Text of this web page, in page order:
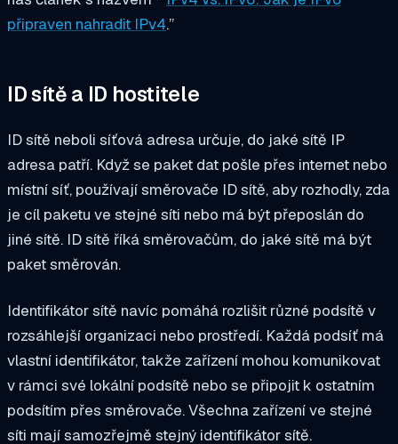
připraven nahradit IPv4.”
ID sítě a ID hostitele
ID sítě neboli síťová adresa určuje, do jaké sítě IP
adresa patří. Když se paket dat pošle přes internet nebo
místní síť, používají směrovače ID sítě, aby rozhodly, zda
je cíl paketu ve stejné síti nebo má být přeposlán do
jiné sítě. ID sítě říká směrovačům, do jaké sítě má být
paket směrován.
Identifikátor sítě navíc pomáhá rozlišit různé podsítě v
rozsáhlejší organizaci nebo prostředí. Každá podsíť má
vlastní identifikátor, takže zařízení mohou komunikovat
v rámci své lokální podsítě nebo se připojit k ostatním
podsítím přes směrovače. Všechna zařízení ve stejné
síti mají samozřejmě stejný identifikátor sítě.